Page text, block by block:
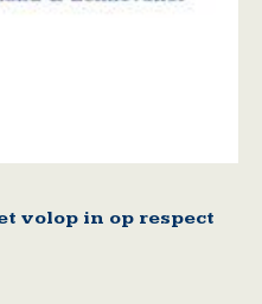
volop in op respect